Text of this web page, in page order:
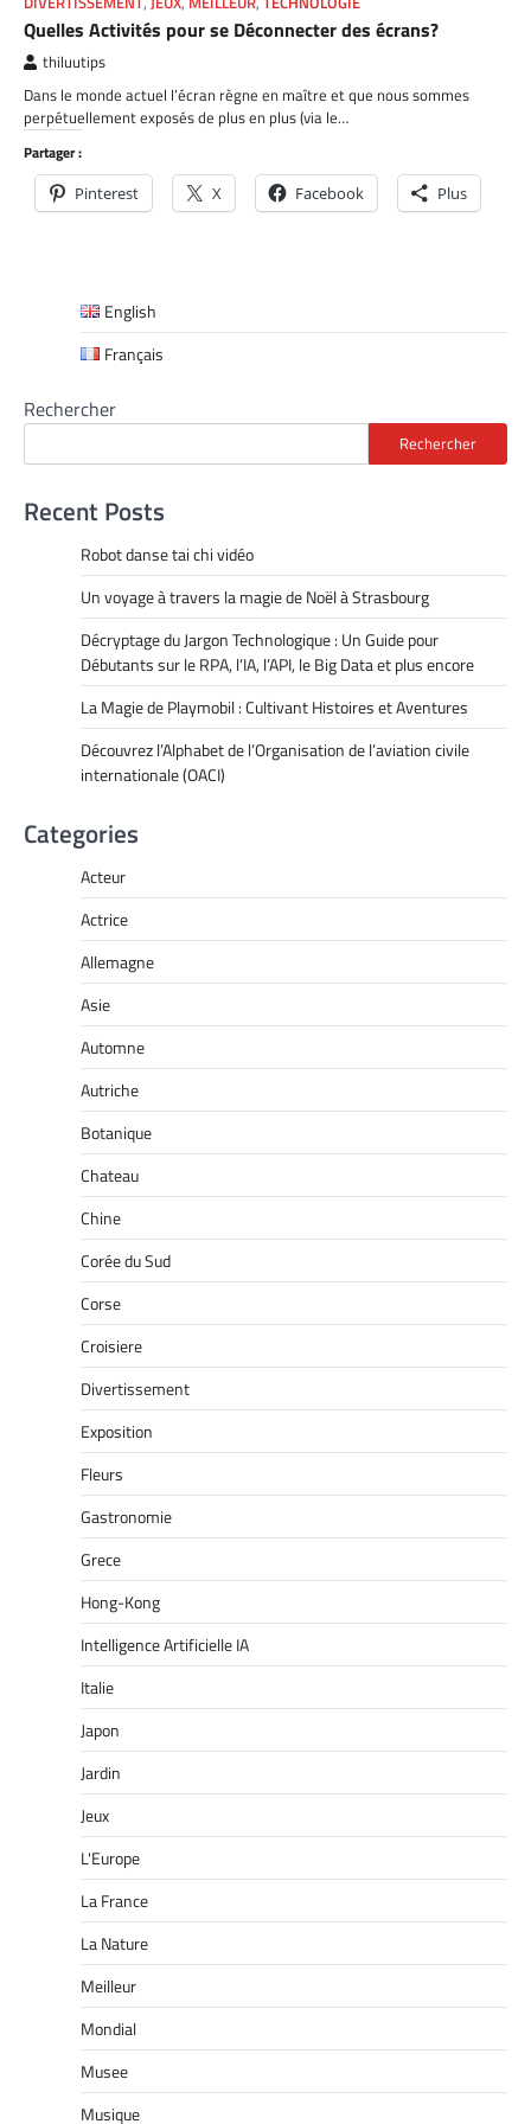
Quelles Activités pour se Déconnecter des écrans?
thiluutips
Dans le monde actuel l’écran règne en maître et que nous sommes
perpétuellement exposés de plus en plus (via le…
Partager :
Pinterest X Facebook Plus
English
Français
Rechercher
Rechercher
Recent Posts
Robot danse tai chi vidéo
Un voyage à travers la magie de Noël à Strasbourg
Décryptage du Jargon Technologique : Un Guide pour
Débutants sur le RPA, l’IA, l’API, le Big Data et plus encore
La Magie de Playmobil : Cultivant Histoires et Aventures
Découvrez l’Alphabet de l’Organisation de l’aviation civile
internationale (OACI)
Categories
Acteur
Actrice
Allemagne
Asie
Automne
Autriche
Botanique
Chateau
Chine
Corée du Sud
Corse
Croisiere
Divertissement
Exposition
Fleurs
Gastronomie
Grece
Hong-Kong
Intelligence Artificielle IA
Italie
Japon
Jardin
Jeux
L'Europe
La France
La Nature
Meilleur
Mondial
Musee
Musique